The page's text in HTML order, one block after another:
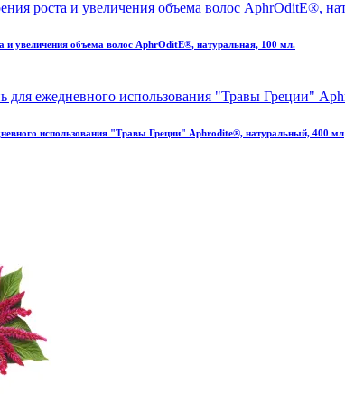
и увеличения объема волос AphrOditE®, натуральная, 100 мл.
использования "Травы Греции" Aphrodite®, натуральный, 400 мл